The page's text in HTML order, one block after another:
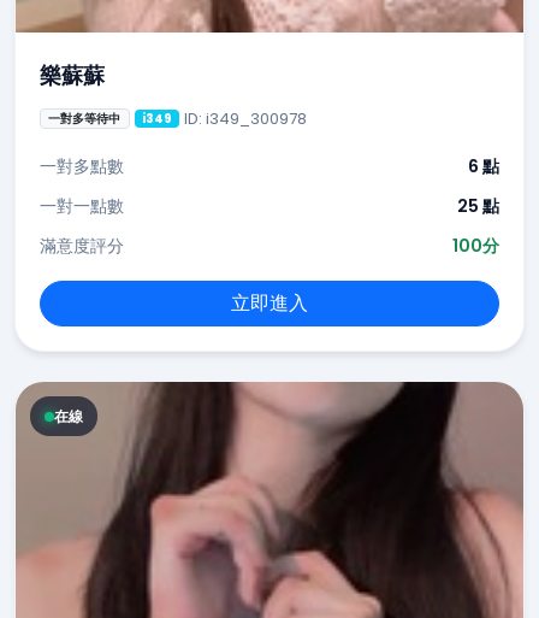
樂蘇蘇
一對多等待中 i349 ID: i349_300978
一對多點數
6 點
一對一點數
25 點
滿意度評分
100分
立即進入
在線